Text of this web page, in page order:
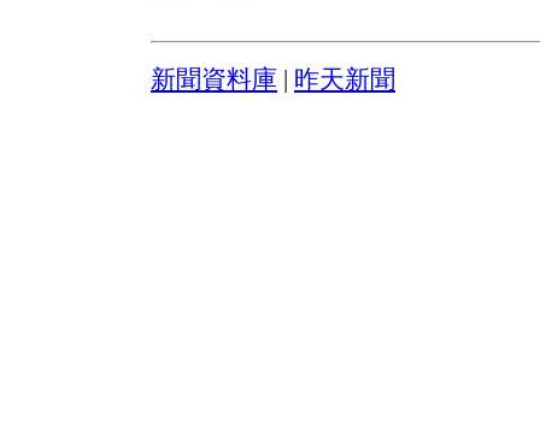
新聞資料庫 昨天新聞